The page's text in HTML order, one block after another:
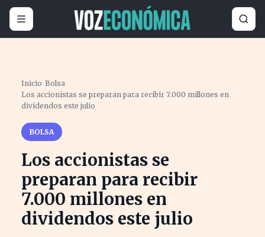
Inicio ›Bolsa›
Los accionistas se preparan para recibir 7.000 millones en
dividendos este julio
BOLSA
Los accionistas se
preparan para recibir
7.000 millones en
dividendos este julio